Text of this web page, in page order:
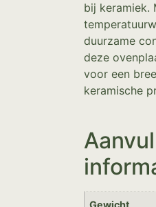
bij keramiek.
duurzame
deze
voor een
keramische
Gewicht